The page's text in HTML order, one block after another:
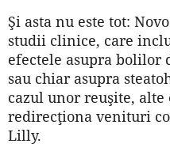
Şi asta nu este tot:
studii clinice, care
efectele asupra bolilor
sau chiar asupra
cazul unor reuşite,
redirecţiona venituri
Lilly.